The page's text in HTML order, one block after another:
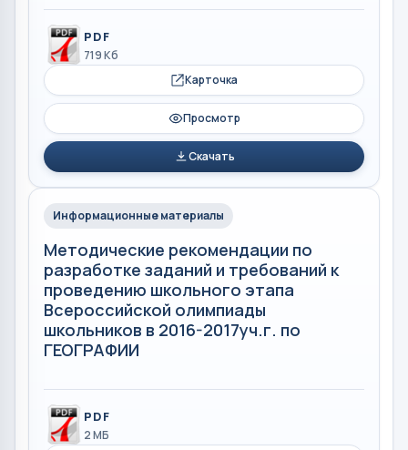
PDF
719 Кб
Карточка
Просмотр
Скачать
Информационные материалы
Методические рекомендации по
разработке заданий и требований к
проведению школьного этапа
Всероссийской олимпиады
школьников в 2016-2017уч.г. по
ГЕОГРАФИИ
PDF
2 МБ